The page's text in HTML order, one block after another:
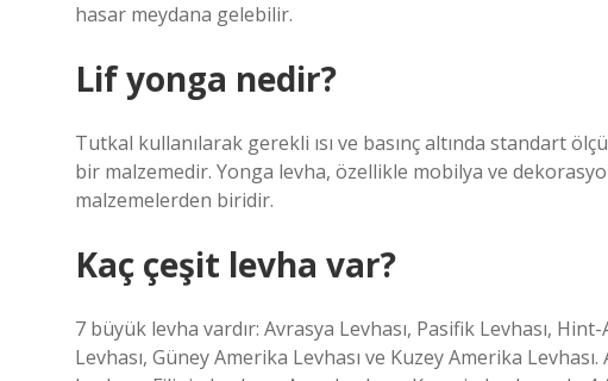
hasar meydana gelebilir.
Lif yonga nedir?
Tutkal kullanılarak gerekli ısı ve basınç altında standart
bir malzemedir. Yonga levha, özellikle mobilya ve
malzemelerden biridir.
Kaç çeşit levha var?
7 büyük levha vardır: Avrasya Levhası, Pasifik Levhası,
Levhası, Güney Amerika Levhası ve Kuzey Amerika